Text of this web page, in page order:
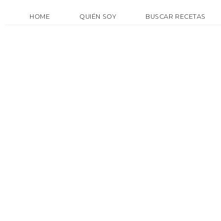
HOME QUIÉN SOY BUSCAR RECETAS